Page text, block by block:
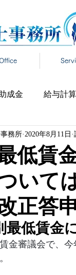
助成金 給与計算
在宅勤務 税
道発表 年末調
マタハラ 厚
低賃
いて
正答申
務所 2020年8月11日
最低賃金
金審議会で、